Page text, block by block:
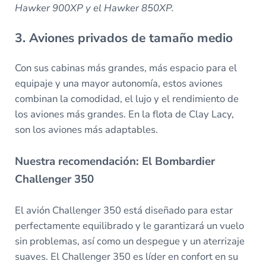
Hawker 900XP y el Hawker 850XP.
3. Aviones privados de tamaño medio
Con sus cabinas más grandes, más espacio para el
equipaje y una mayor autonomía, estos aviones
combinan la comodidad, el lujo y el rendimiento de
los aviones más grandes. En la flota de Clay Lacy,
son los aviones más adaptables.
Nuestra recomendación: El Bombardier
Challenger 350
El avión Challenger 350 está diseñado para estar
perfectamente equilibrado y le garantizará un vuelo
sin problemas, así como un despegue y un aterrizaje
suaves. El Challenger 350 es líder en confort en su